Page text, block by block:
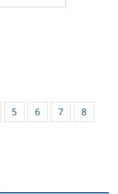
5 6 7
8